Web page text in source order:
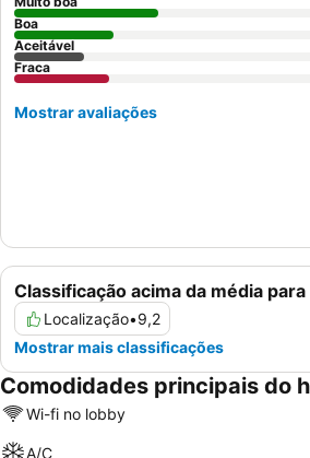
Classificação acima da média
Localização•9,2
Mostrar mais classificações
Boa
Aceitável
Fraca
Mostrar avaliações
Comodidades principais do
Wi-fi no lobby
A/C